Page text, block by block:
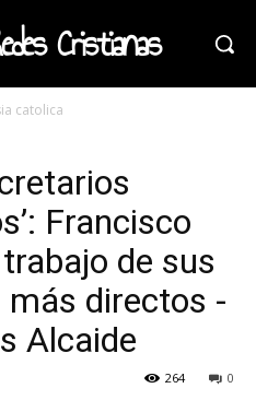
Cristianas
catolica
Francisco
de sus
más directos -
Alcaide
0
264